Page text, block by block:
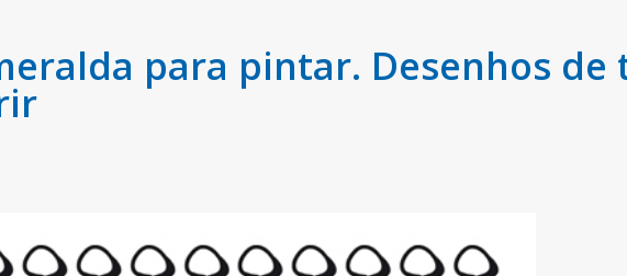
para pintar. Desenhos de